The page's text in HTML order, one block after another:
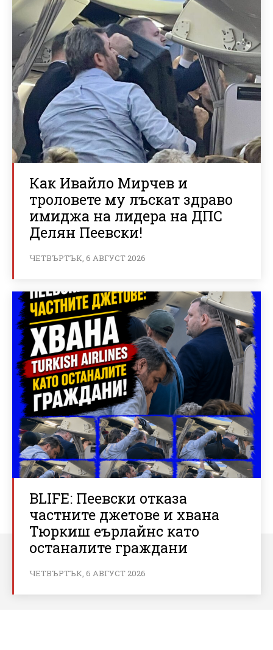
Как Ивайло Мирчев и
троловете му лъскат здраво
имиджа на лидера на ДПС
Делян Пеевски!
ЧЕТВЪРТЪК, 6 АВГУСТ 2026
BLIFE: Пеевски отказа
частните джетове и хвана
Тюркиш еърлайнс като
останалите граждани
ЧЕТВЪРТЪК, 6 АВГУСТ 2026